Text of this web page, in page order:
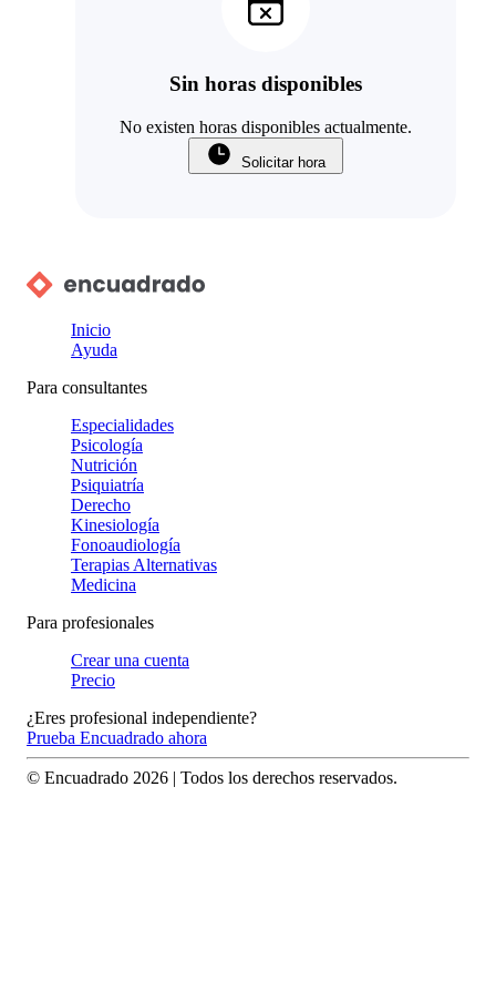
Sin horas disponibles
No existen horas disponibles actualmente.
Solicitar hora
Inicio
Ayuda
Para consultantes
Especialidades
Psicología
Nutrición
Psiquiatría
Derecho
Kinesiología
Fonoaudiología
Terapias Alternativas
Medicina
Para profesionales
Crear una cuenta
Precio
¿Eres profesional independiente?
Prueba Encuadrado ahora
© Encuadrado 2026 | Todos los derechos reservados.